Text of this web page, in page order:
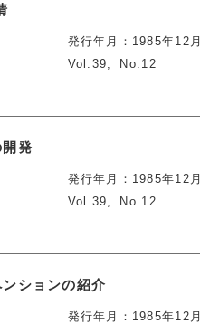
発行年月
1985年12月
Vol.39
No.12
発
発行年月
1985年12月
Vol.39
No.12
ションの紹介
発行年月
1985年12月